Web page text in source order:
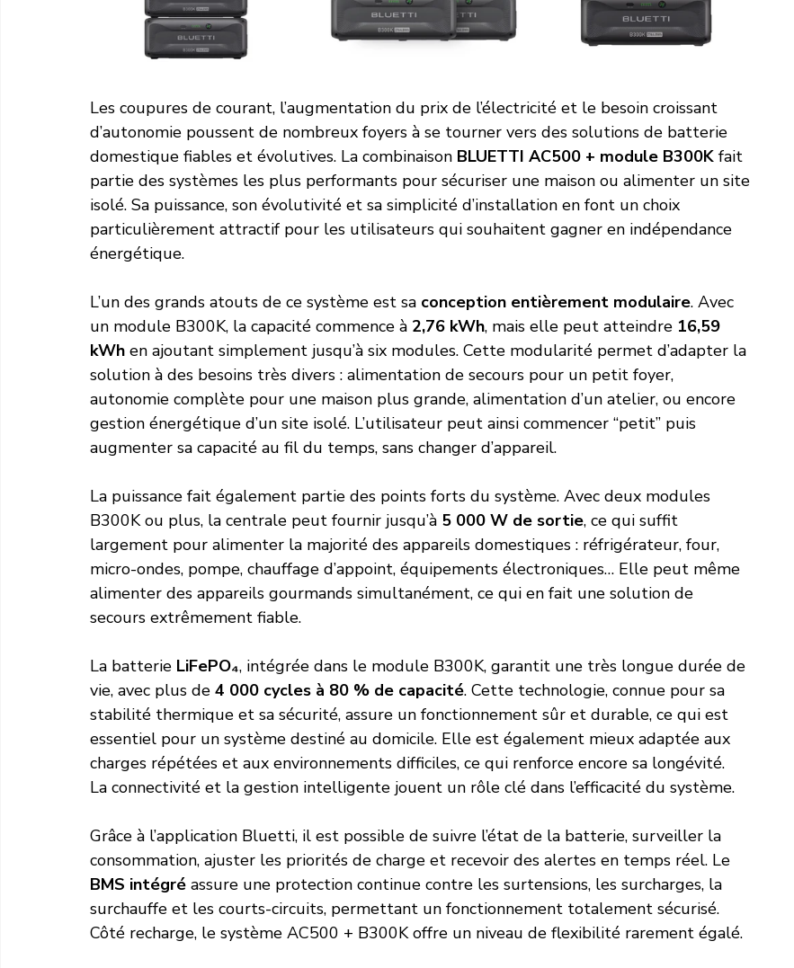
Les coupures de courant, l’augmentation du prix de l’électricité et le besoin croissant
d’autonomie poussent de nombreux foyers à se tourner vers des solutions de batterie
domestique fiables et évolutives. La combinaison BLUETTI AC500 + module B300K fait
partie des systèmes les plus performants pour sécuriser une maison ou alimenter un site
isolé. Sa puissance, son évolutivité et sa simplicité d’installation en font un choix
particulièrement attractif pour les utilisateurs qui souhaitent gagner en indépendance
énergétique.
L’un des grands atouts de ce système est sa conception entièrement modulaire. Avec
un module B300K, la capacité commence à 2,76 kWh, mais elle peut atteindre 16,59
kWh en ajoutant simplement jusqu’à six modules. Cette modularité permet d’adapter la
solution à des besoins très divers : alimentation de secours pour un petit foyer,
autonomie complète pour une maison plus grande, alimentation d’un atelier, ou encore
gestion énergétique d’un site isolé. L’utilisateur peut ainsi commencer “petit” puis
augmenter sa capacité au fil du temps, sans changer d’appareil.
La puissance fait également partie des points forts du système. Avec deux modules
B300K ou plus, la centrale peut fournir jusqu’à 5 000 W de sortie, ce qui suffit
largement pour alimenter la majorité des appareils domestiques : réfrigérateur, four,
micro-ondes, pompe, chauffage d’appoint, équipements électroniques… Elle peut même
alimenter des appareils gourmands simultanément, ce qui en fait une solution de
secours extrêmement fiable.
La batterie LiFePO₄, intégrée dans le module B300K, garantit une très longue durée de
vie, avec plus de 4 000 cycles à 80 % de capacité. Cette technologie, connue pour sa
stabilité thermique et sa sécurité, assure un fonctionnement sûr et durable, ce qui est
essentiel pour un système destiné au domicile. Elle est également mieux adaptée aux
charges répétées et aux environnements difficiles, ce qui renforce encore sa longévité.
La connectivité et la gestion intelligente jouent un rôle clé dans l’efficacité du système.
Grâce à l’application Bluetti, il est possible de suivre l’état de la batterie, surveiller la
consommation, ajuster les priorités de charge et recevoir des alertes en temps réel. Le
BMS intégré assure une protection continue contre les surtensions, les surcharges, la
surchauffe et les courts-circuits, permettant un fonctionnement totalement sécurisé.
Côté recharge, le système AC500 + B300K offre un niveau de flexibilité rarement égalé.